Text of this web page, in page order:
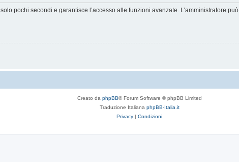
pochi secondi e garantisce l’accesso alle funzioni avanzate. L’amministratore
Creato da phpBB® Forum Software © phpBB Limited
Traduzione Italiana phpBB-Italia.it
Privacy | Condizioni